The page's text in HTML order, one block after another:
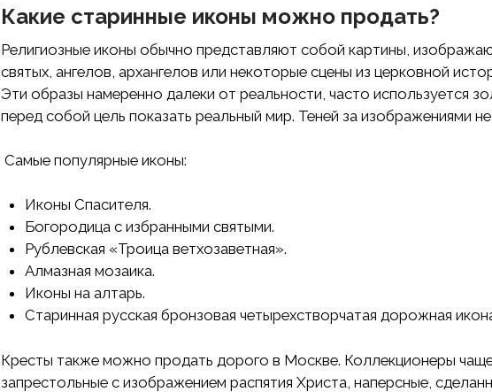
Какие старинные иконы можно продать?
Религиозные иконы обычно представляют собой картины,
святых, ангелов, архангелов или некоторые сцены из церковной
Эти образы намеренно далеки от реальности, часто используется
перед собой цель показать реальный мир. Теней за изображениями
Самые популярные иконы:
Иконы Спасителя.
Богородица с избранными святыми.
Рублевская «Троица ветхозаветная».
Алмазная мозаика.
Иконы на алтарь.
Старинная русская бронзовая четырехстворчатая дорожная
Кресты также можно продать дорого в Москве. Коллекционеры
запрестольные с изображением распятия Христа, наперсные,